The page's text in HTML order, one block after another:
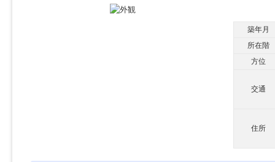
築年月
所在階
方位
交通
住所